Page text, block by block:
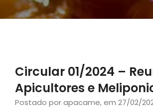
Circular 01/2024 –
Apicultores e
Postado por apacame,em 27/02/